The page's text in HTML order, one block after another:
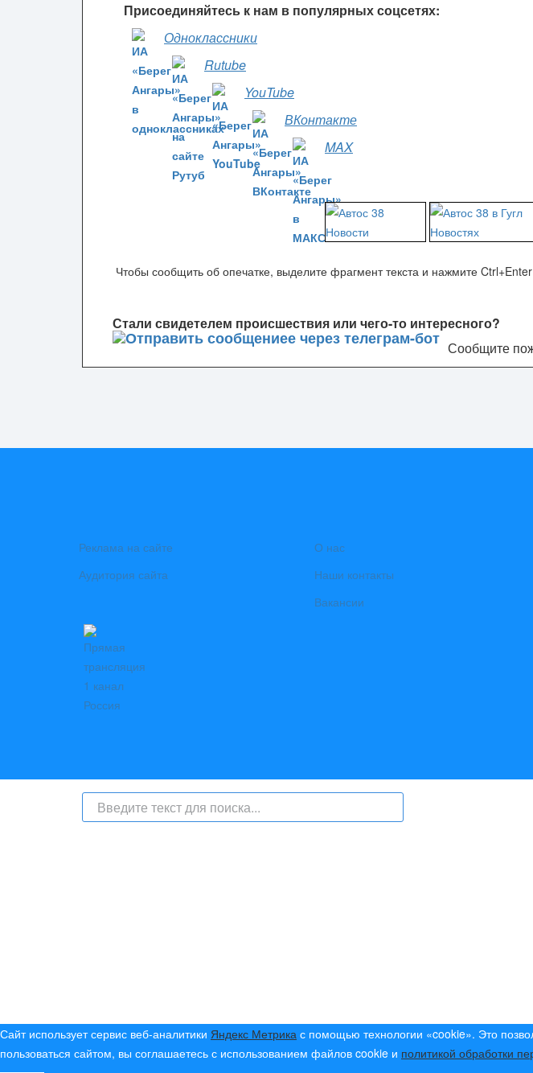
Присоединяйтесь к нам в популярных соцсетях:
Одноклассники
Rutube
YouTube
ВКонтакте
MAX
Стали свидетелем происшествия или чего-то интересного?
Сообщите
Чтобы сообщить об опечатке, выделите фрагмент текста и нажмите Ctrl+Enter
Реклама на сайте
Аудитория сайта
О нас
Наши контакты
Вакансии
Сайт использует сервис веб-аналитики Яндекс Метрика с помощью технологии «cookie». Это
пользоваться сайтом, вы соглашаетесь с использованием файлов cookie и политикой обработки